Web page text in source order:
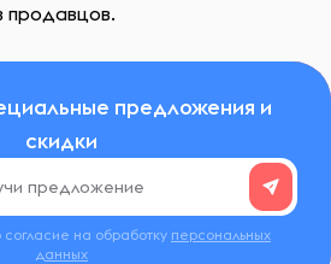
продавцов.
предложения и
скидки
на обработку персональных
данных